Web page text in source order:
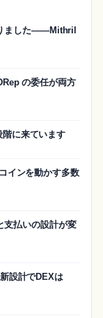
ました——Mithril
の委任が両方
に来ています
インを動かす多数
払いの設計が変
設計でDEXは